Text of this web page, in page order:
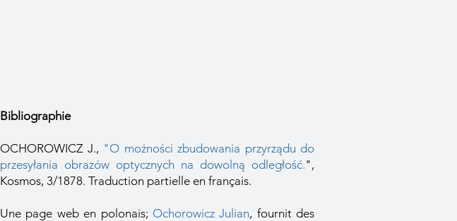
Bibliographie
OCHOROWICZ J., "O możności zbudowania przyrządu do
przesyłania obrazów optycznych na dowolną odległość.",
Kosmos, 3/1878. Traduction partielle en français.
Une page web en polonais; Ochorowicz Julian, fournit des